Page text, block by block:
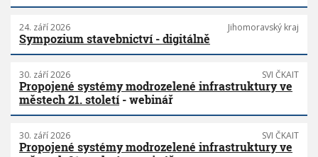
24. září 2026 Jihomoravský kraj
Sympozium stavebnictví - digitálně
30. září 2026 SVI ČKAIT
Propojené systémy modrozelené infrastruktury ve
městech 21. století- webinář
30. září 2026 SVI ČKAIT
Propojené systémy modrozelené infrastruktury ve